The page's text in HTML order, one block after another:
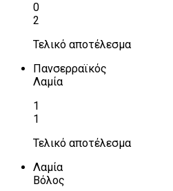
0
2
Τελικό αποτέλεσμα
Πανσερραϊκός
Λαμία
1
1
Τελικό αποτέλεσμα
Λαμία
Βόλος